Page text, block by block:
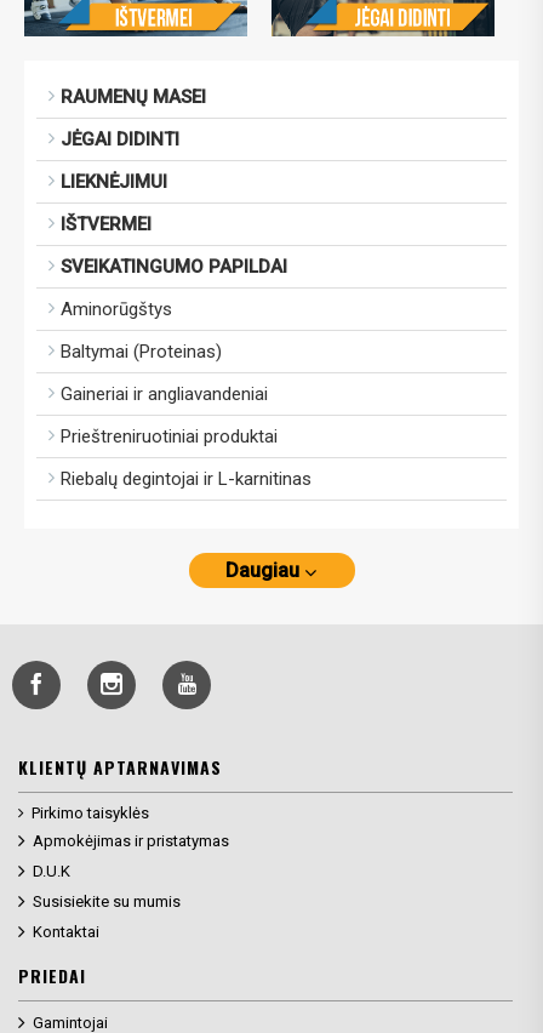
RAUMENŲ MASEI
JĖGAI DIDINTI
LIEKNĖJIMUI
IŠTVERMEI
SVEIKATINGUMO PAPILDAI
Aminorūgštys
Baltymai (Proteinas)
Gaineriai ir angliavandeniai
Prieštreniruotiniai produktai
Riebalų degintojai ir L-karnitinas
Daugiau
KLIENTŲ APTARNAVIMAS
Pirkimo taisyklės
Apmokėjimas ir pristatymas
D.U.K
Susisiekite su mumis
Kontaktai
PRIEDAI
Gamintojai